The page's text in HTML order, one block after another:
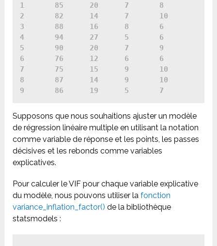
1	85	20	7	8
2	82	14	7	10
3	88	16	8	6
4	94	27	5	6
5	90	20	7	9
6	76	12	6	6
7	75	15	9	10
8	87	14	9	10
9	86	19	5	7
Supposons que nous souhaitions ajuster un modèle
de régression linéaire multiple en utilisant la notation
comme variable de réponse et les points, les passes
décisives et les rebonds comme variables
explicatives.
Pour calculer le VIF pour chaque variable explicative
du modèle, nous pouvons utiliser lafonction
variance_inflation_factor() de la bibliothèque
statsmodels :